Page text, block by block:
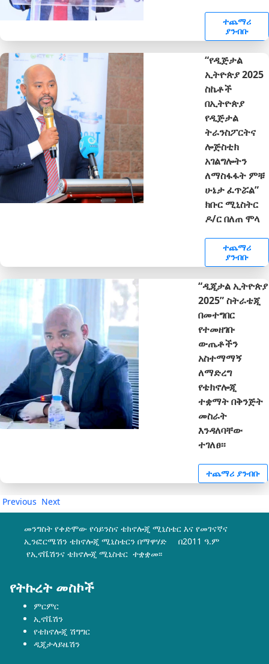
ተጨማሪ
ያንብቡ
“የዲጅታል
ኢትዮጵያ 2025
ስኬቶች
በኢትዮጵያ
የዲጅታል
ትራንስፖርትና
ሎጅስቲክ
አገልግሎትን
ለማስፋፋት ምቹ
ሁኔታ ፈጥሯል”
ክቡር ሚኒስትር
ዶ/ር በለጠ ሞላ
ተጨማሪ
ያንብቡ
“ዲጂታል ኢትዮጵያ
2025” ስትራቴጂ
በመተግበር
የተመዘገቡ
ውጤቶችን
አስተማማኝ
ለማድረግ
የቴክኖሎጂ
ተቋማት በቅንጅት
መስራት
እንዳለባቸው
ተገለፀ፡፡
ተጨማሪ ያንብቡ
Previous Next
መንግስት የቀድሞው የሳይንስና ቴክኖሎጂ ሚኒስቴር እና የመገናኛና
ኢንፎርሜሽን ቴክኖሎጂ ሚኒስቴርን በማዋሃድ በ2011 ዓ.ም
የኢኖቬሽንና ቴክኖሎጂ ሚኒስቴር ተቋቋመ፡፡
የትኩረት መስኮች
ምርምር
ኢኖቬሽን
የቴክኖሎጂ ሽግግር
ዲጂታላይዜሽን